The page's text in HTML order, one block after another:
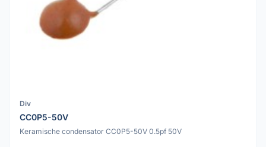
Div
CC0P5-50V
Keramische condensator CC0P5-50V 0.5pf 50V